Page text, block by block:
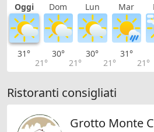
Oggi Dom Lun Mar
31°
21°
30°
21°
30°
21°
31°
21°
Ristoranti consigliati
Grotto Monte